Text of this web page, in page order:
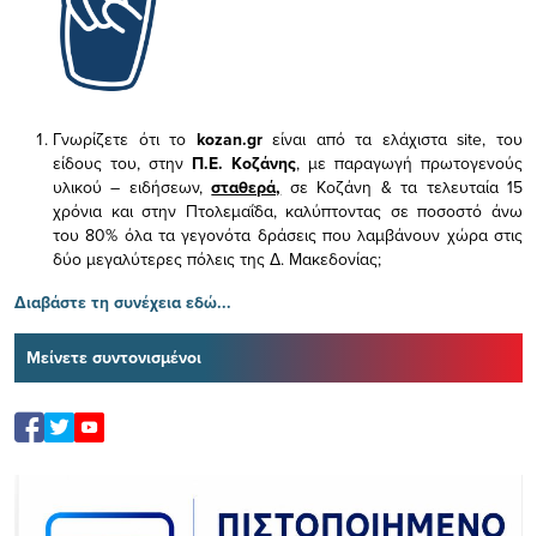
Γνωρίζετε ότι το kozan.gr είναι από τα ελάχισταsite, του
είδους του, στην Π.Ε. Κοζάνης, με παραγωγή πρωτογενούς
υλικού – ειδήσεων,σταθερά, σε Κοζάνη & τα τελευταία 15
χρόνια και στην Πτολεμαΐδα, καλύπτοντας σε ποσοστό άνω
του 80% όλα τα γεγονότα δράσεις που λαμβάνουν χώρα στις
δύο μεγαλύτερες πόλεις της Δ. Μακεδονίας;
Διαβάστε τη συνέχεια εδώ...
Μείνετε συντονισμένοι